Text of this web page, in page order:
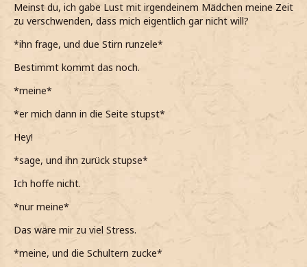
Meinst du, ich gabe Lust mit irgendeinem Mädchen meine Zeit
zu verschwenden, dass mich eigentlich gar nicht will?
*ihn frage, und due Stirn runzele*
Bestimmt kommt das noch.
*meine*
*er mich dann in die Seite stupst*
Hey!
*sage, und ihn zurück stupse*
Ich hoffe nicht.
*nur meine*
Das wäre mir zu viel Stress.
*meine, und die Schultern zucke*